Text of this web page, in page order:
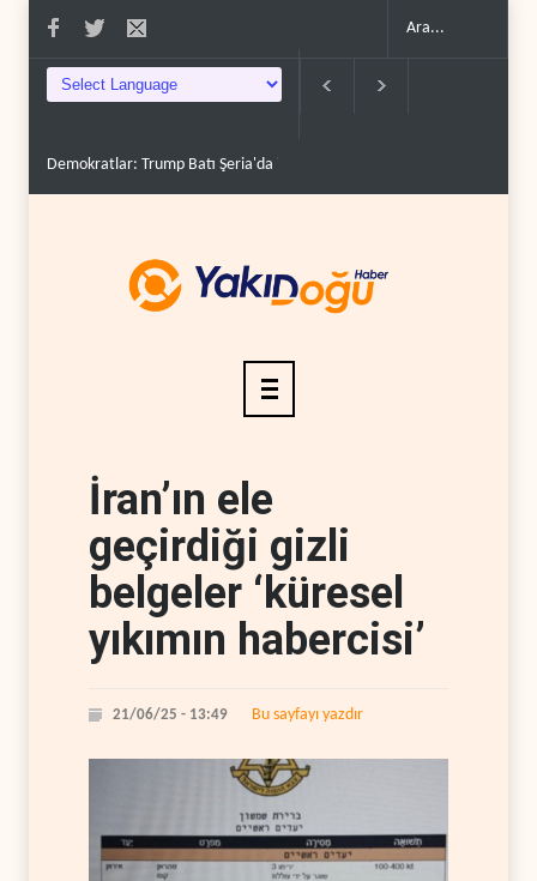
Demokratlar: Trump Batı Şeria'da işgalci yerleşimcilere ..
İran’ın ele
geçirdiği gizli
belgeler ‘küresel
yıkımın habercisi’
21/06/25 - 13:49 Bu sayfayı yazdır